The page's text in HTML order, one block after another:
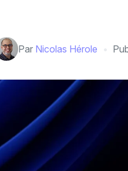
Par Nicolas Hérole